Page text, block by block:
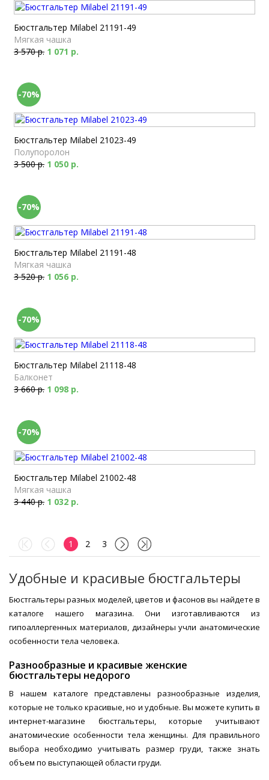
Бюстгальтер Milabel 21191-49
Мягкая чашка
3 570 р. 1 071 р.
-70%
Бюстгальтер Milabel 21023-49
Полупоролон
3 500 р. 1 050 р.
-70%
Бюстгальтер Milabel 21191-48
Мягкая чашка
3 520 р. 1 056 р.
-70%
Бюстгальтер Milabel 21118-48
Балконет
3 660 р. 1 098 р.
-70%
Бюстгальтер Milabel 21002-48
Мягкая чашка
3 440 р. 1 032 р.
1 2 3
Удобные и красивые бюстгальтеры
Бюстгальтеры разных моделей, цветов и фасонов вы найдете в
каталоге нашего магазина. Они изготавливаются из
гипоаллергенных материалов, дизайнеры учли анатомические
особенности тела человека.
Разнообразные и красивые женские
бюстгальтеры недорого
В нашем каталоге представлены разнообразные изделия,
которые не только красивые, но и удобные. Вы можете купить в
интернет-магазине бюстгальтеры, которые учитывают
анатомические особенности тела женщины. Для правильного
выбора необходимо учитывать размер груди, также знать
объем по выступающей области груди.